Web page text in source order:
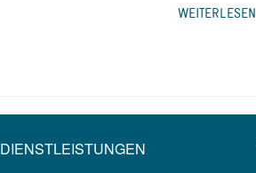
WEITERLESEN
DIENSTLEISTUNGEN